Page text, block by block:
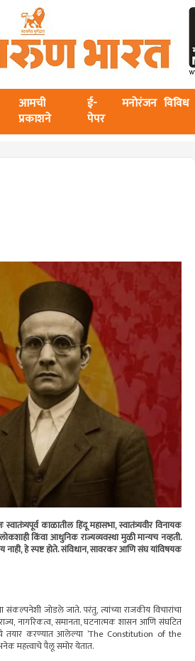
आमची
प्रकाशने
ई-
पेपर
मनोरंजन विविध
काळातील हिंदू महासभा, स्वातंत्र्यवीर विनायक
किंवा आधुनिक राज्यव्यवस्था मुळी मान्यच नव्हती.
हे स्पष्ट होते. संविधान, सावरकर आणि संघ यांविषयक
संकल्पनेशी जोडले जाते. परंतु, त्यांच्या राजकीय विचारांचा
नागरिकत्व, समानता, घटनात्मक शासन आणि संघटित
तयार करण्यात आलेल्या ’The Constitution of the
महत्त्वाचे पैलू समोर येतात.